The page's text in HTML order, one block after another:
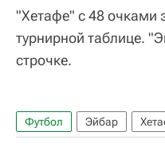
"Хетафе" с 48 очками
турнирной таблице.
строчке.
Футбол Эйбар